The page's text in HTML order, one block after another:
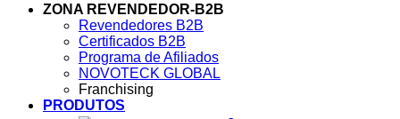
ZONA REVENDEDOR-B2B
Revendedores B2B
Certificados B2B
Programa de Afiliados
NOVOTECK GLOBAL
Franchising
PRODUTOS